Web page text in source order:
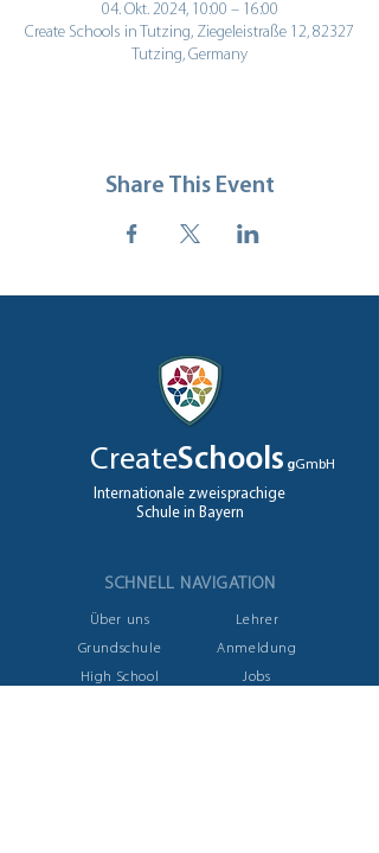
04. Okt. 2024, 10:00 – 16:00
Create Schools in Tutzing, Ziegeleistraße 12, 82327
Tutzing, Germany
Share This Event
CreateSchools gGmbH
Internationale zweisprachige
Schule in Bayern
SCHNELL NAVIGATION
Über uns
Grundschule
High School
Lehrer
Anmeldung
Jobs